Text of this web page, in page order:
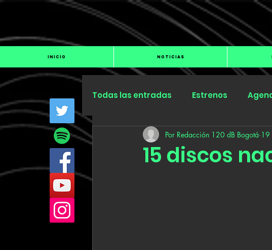
INICIO NOTICIAS
Todas las entradas Estrenos
Industria Especiales Submit
15 discos
Por Redacción 120 dB Bogotá